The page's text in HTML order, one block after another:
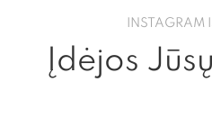
INSTAGRAM
Įdėjos